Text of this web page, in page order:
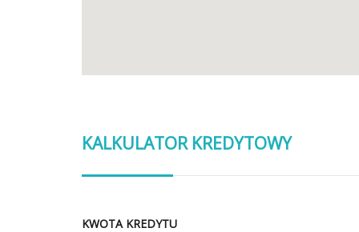
KALKULATOR KREDYTOWY
KWOTA KREDYTU